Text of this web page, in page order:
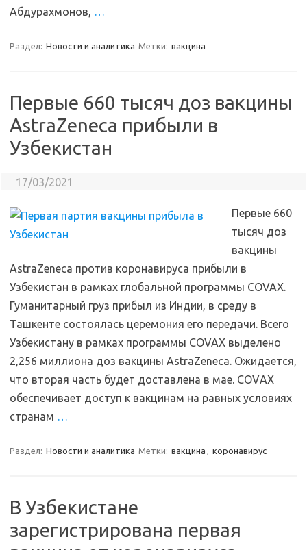
Абдурахмонов, …
Раздел: Новости и аналитика Метки: вакцина
Первые 660 тысяч доз вакцины
AstraZeneca прибыли в
Узбекистан
17/03/2021
Первые 660
тысяч доз
вакцины
AstraZeneca против коронавируса прибыли в
Узбекистан в рамках глобальной программы COVAX.
Гуманитарный груз прибыл из Индии, в среду в
Ташкенте состоялась церемония его передачи. Всего
Узбекистану в рамках программы COVAX выделено
2,256 миллиона доз вакцины AstraZeneca. Ожидается,
что вторая часть будет доставлена в мае. СОVАХ
обеспечивает доступ к вакцинам на равных условиях
странам …
Раздел: Новости и аналитика Метки: вакцина , коронавирус
В Узбекистане
зарегистрирована первая